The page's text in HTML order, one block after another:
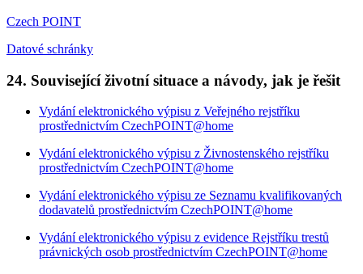
Czech POINT
Datové schránky
24. Související životní situace a návody, jak je řešit
Vydání elektronického výpisu z Veřejného rejstříku
prostřednictvím CzechPOINT@home
Vydání elektronického výpisu z Živnostenského rejstříku
prostřednictvím CzechPOINT@home
Vydání elektronického výpisu ze Seznamu kvalifikovaných
dodavatelů prostřednictvím CzechPOINT@home
Vydání elektronického výpisu z evidence Rejstříku trestů
právnických osob prostřednictvím CzechPOINT@home